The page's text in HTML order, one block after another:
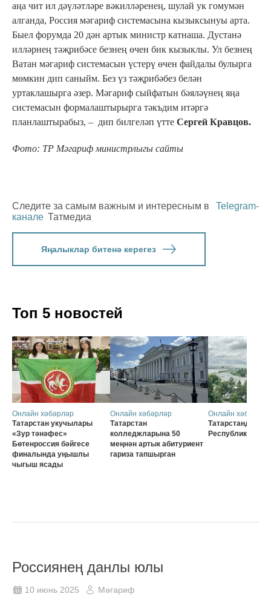
аңа чит ил дәүләтләре вәкилләренең, шулай ук гомумән
алганда, Россия мәгариф системасына кызыксынуы арта.
Быел форумда 20 дән артык министр катнаша. Дустанә
илләрнең тәҗрибәсе безнең өчен бик кызыклы. Ул безнең
Ватан мәгариф системасын үстерү өчен файдалы булырга
мөмкин дип саныйм. Без үз тәҗрибәбез белән
уртаклашырга әзер. Мәгариф сыйфатын бәяләүнең яңа
системасын формалаштырырга тәкъдим итәргә
планлаштырабыз, – дип билгеләп үтте Сергей Кравцов.
Фото: ТР Мәгариф министрлыгы сайты
Следите за самым важным и интересным в
Telegram-
канале Татмедиа
Яңалыклар битенә керегез
Топ 5 новостей
Онлайн хәбәрләр
Татарстан укучылары
«Зур тәнәфес»
Бөтенроссия бәйгесе
финалында уңышлы
чыгыш ясады
Онлайн хәбәрләр
Татарстан
колледжларына 50
меңнән артык абитуриент
гариза тапшырган
Онлайн хәбәрләр
Татарстанда 30
Республика көне
Россиянең данлы юлы
10 июнь 2025 Мәгариф